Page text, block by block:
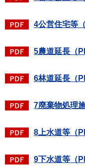
4公営住宅等
5農道延長（
6林道延長（
7廃棄物処理
8上水道等（
9下水道等（